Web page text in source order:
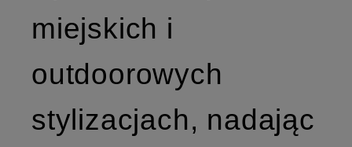
miejskich i
outdoorowych
stylizacjach, nadając